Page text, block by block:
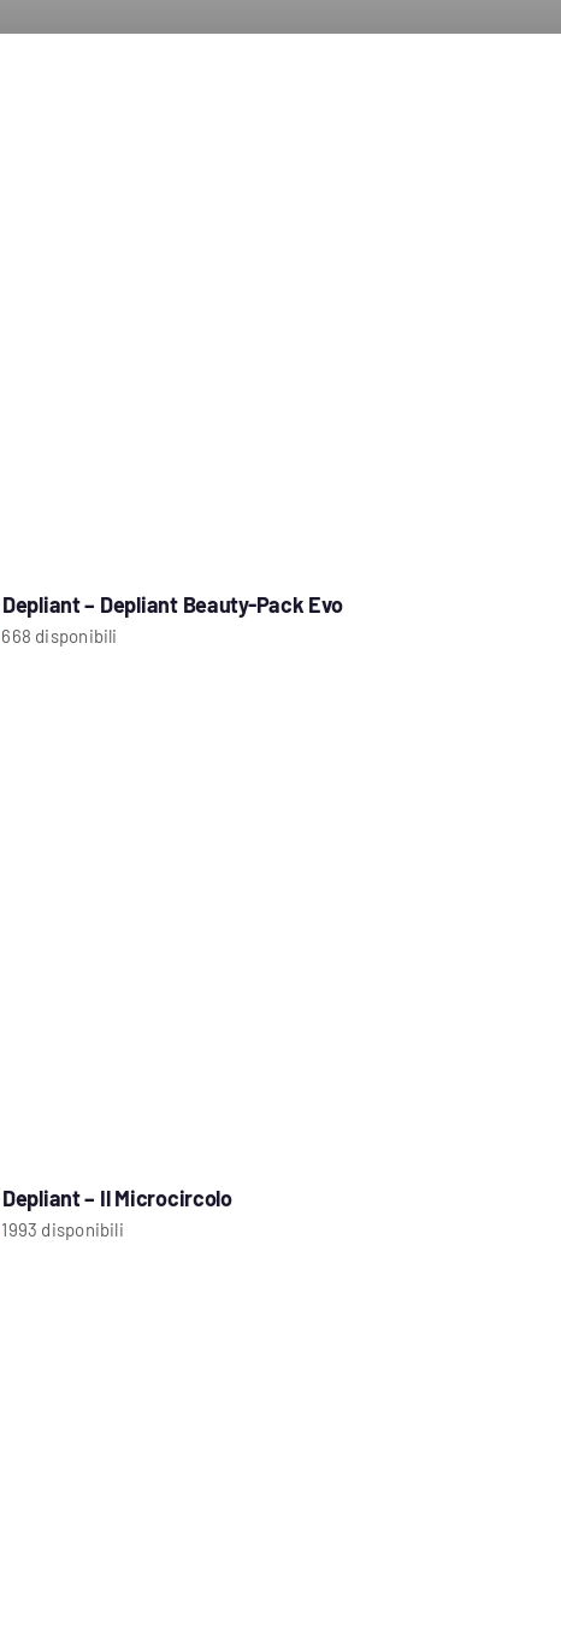
Depliant – Depliant Beauty-Pack Evo
668 disponibili
Depliant – Il Microcircolo
1993 disponibili